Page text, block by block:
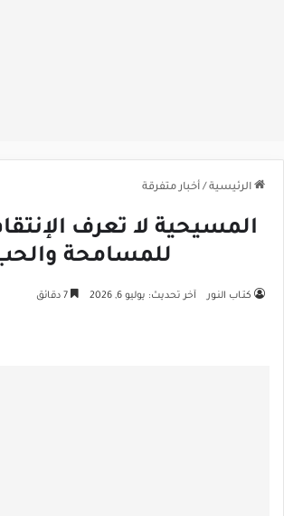
الرئيسية / أخبار متفرقة
المسيحية لا تعرف
للمسامحة
كتـاب النـور آخر تحديث: يوليو 6, 2026